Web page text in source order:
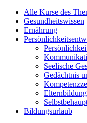
Alle Kurse des
Gesundheitswissen
Ernährung
Seelische
Gedächtnis
Elternbildung
Bildungsurlaub